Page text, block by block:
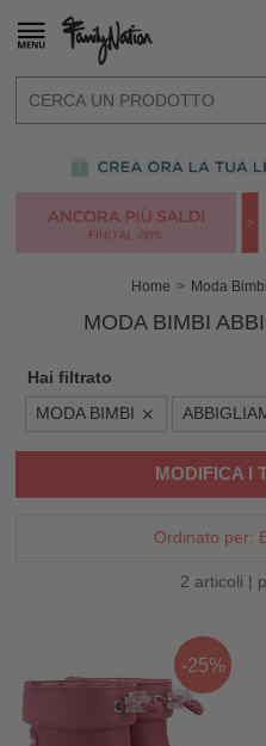
Home Moda Bimbi
MODA BIMBI
Hai filtrato
MODA BIMBI
MODIFICA I
Ordinato per:
2 articoli |
-25%